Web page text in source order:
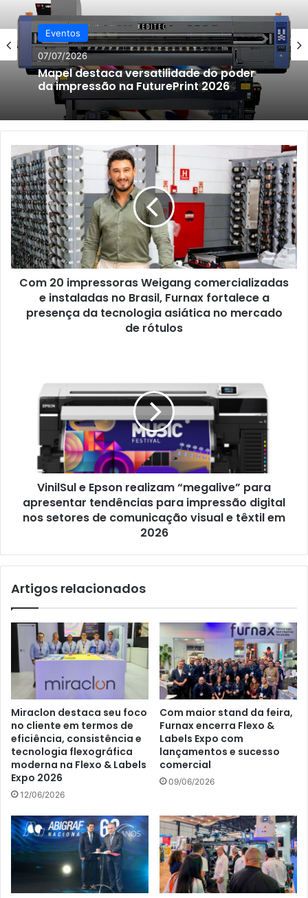
Eventos
07/07/2026
Mapel destaca versatilidade do poder
da impressão na FuturePrint 2026
Com
20
impressoras
Weigang
comercializadas
e
instaladas
no
Brasil,
Furnax
fortalece
mercado
Com 20 impressoras Weigang comercializadas
e instaladas no Brasil, Furnax fortalece a
presença da tecnologia asiática no mercado
de rótulos
realizam
“megalive”
apresentar
tendências
impressão
digital
nos
comunicação
e
2026
VinilSul e Epson realizam “megalive” para
apresentar tendências para impressão digital
nos setores de comunicação visual e têxtil em
2026
Artigos relacionados
Miraclon destaca seu foco
no cliente em termos de
eficiência, consistência e
tecnologia flexográfica
moderna na Flexo & Labels
Expo 2026
12/06/2026
Com maior stand da feira,
Furnax encerra Flexo &
Labels Expo com
lançamentos e sucesso
comercial
09/06/2026